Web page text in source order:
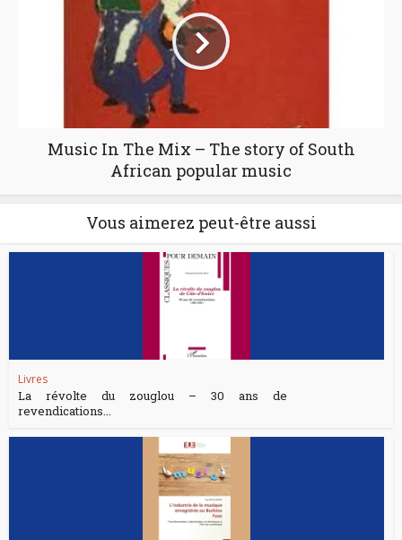
Music In The Mix – The story of South
African popular music
Vous aimerez peut-être aussi
Livres
La révolte du zouglou – 30 ans de
revendications...